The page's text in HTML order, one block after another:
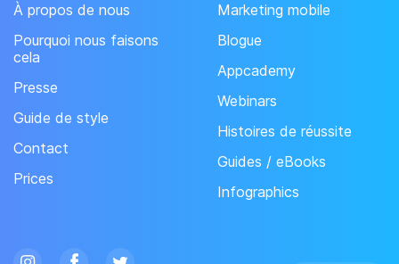
À propos de nous
Pourquoi nous faisons
cela
Presse
Guide de style
Contact
Prices
Marketing mobile
Blogue
Appcademy
Webinars
Histoires de réussite
Guides / eBooks
Infographics